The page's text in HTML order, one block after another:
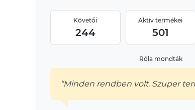
Követői
244
Aktív termékei
501
Róla mondták
“Minden rendben volt. Szuper